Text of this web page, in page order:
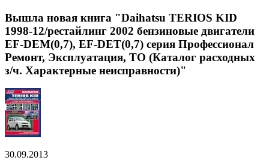
Вышла новая книга "Daihatsu TERIOS KID
1998-12/рестайлинг 2002 бензиновые двигатели
EF-DEM(0,7), EF-DEТ(0,7) серия Профессионал
Ремонт, Эксплуатация, ТО (Каталог расходных
з/ч. Характерные неисправности)"
30.09.2013